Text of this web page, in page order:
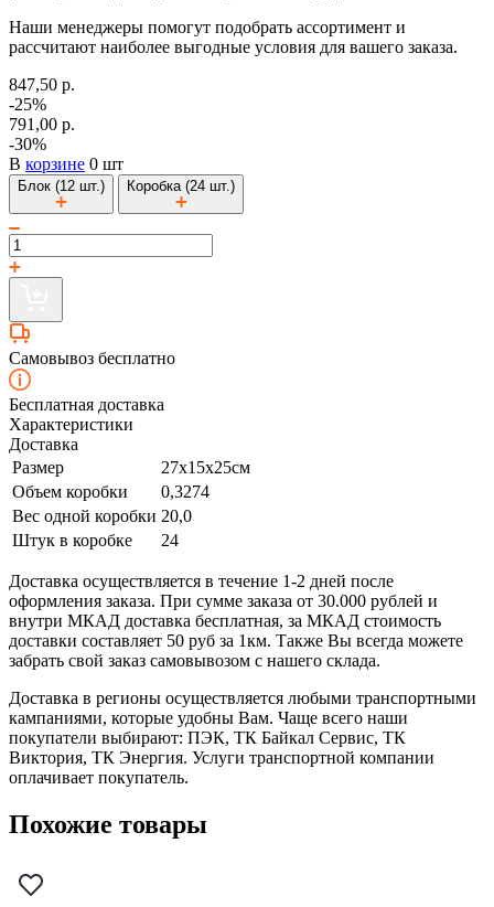
Наши менеджеры помогут подобрать ассортимент и
рассчитают наиболее выгодные условия для вашего заказа.
847,50 р.
-25%
791,00 р.
-30%
В корзине 0 шт
Блок (12 шт.) Коробка (24 шт.)
Самовывоз бесплатно
Бесплатная доставка
Характеристики
Доставка
Размер
27х15х25см
Объем коробки
0,3274
Вес одной коробки 20,0
Штук в коробке
24
Доставка осуществляется в течение 1-2 дней после
оформления заказа. При сумме заказа от 30.000 рублей и
внутри МКАД доставка бесплатная, за МКАД стоимость
доставки составляет 50 руб за 1км. Также Вы всегда можете
забрать свой заказ самовывозом с нашего склада.
Доставка в регионы осуществляется любыми транспортными
кампаниями, которые удобны Вам. Чаще всего наши
покупатели выбирают: ПЭК, ТК Байкал Сервис, ТК
Виктория, ТК Энергия. Услуги транспортной компании
оплачивает покупатель.
Похожие товары